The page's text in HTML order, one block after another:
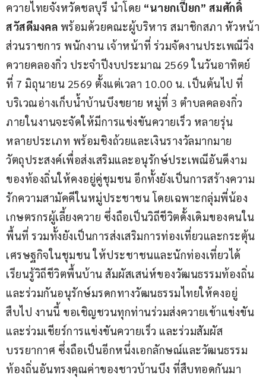
ควายไทยจังหวัดชลบุรี นำโดย “นายกเปี๊ยก” สมศักดิ์
สวัสดีมงคล พร้อมด้วยคณะผู้บริหาร สมาชิกสภา หัวหน้า
ส่วนราชการ พนักงาน เจ้าหน้าที่ ร่วมจัดงานประเพณีวิ่ง
ควายคลองกิ่ว ประจำปีงบประมาณ 2569 ในวันอาทิตย์
ที่ 7 มิถุนายน 2569 ตั้งแต่เวลา 10.00 น. เป็นต้นไป ที่
บริเวณอ่างเก็บน้ำบ้านบึงขยาย หมู่ที่ 3 ตำบลคลองกิ่ว
ภายในงานจะจัดให้มีการแข่งขันควายเร็ว หลายรุ่น
หลายประเภท พร้อมชิงถ้วยและเงินรางวัลมากมาย
วัตถุประสงค์เพื่อส่งเสริมและอนุรักษ์ประเพณีอันดีงาม
ของท้องถิ่นให้คงอยู่คู่ชุมชน อีกทั้งยังเป็นการสร้างความ
รักความสามัคคีในหมู่ประชาชน โดยเฉพาะกลุ่มพี่น้อง
เกษตรกรผู้เลี้ยงควาย ซึ่งถือเป็นวิถีชีวิตดั้งเดิมของคนใน
พื้นที่ รวมทั้งยังเป็นการส่งเสริมการท่องเที่ยวและกระตุ้น
เศรษฐกิจในชุมชน ให้ประชาชนและนักท่องเที่ยวได้
เรียนรู้วิถีชีวิตพื้นบ้าน สัมผัสเสน่ห์ของวัฒนธรรมท้องถิ่น
และร่วมกันอนุรักษ์มรดกทางวัฒนธรรมไทยให้คงอยู่
สืบไป งานนี้ ขอเชิญชวนทุกท่านร่วมส่งควายเข้าแข่งขัน
และร่วมเชียร์การแข่งขันควายเร็ว และร่วมสัมผัส
บรรยากาศ ซึ่งถือเป็นอีกหนึ่งเอกลักษณ์และวัฒนธรรม
ท้องถิ่นอันทรงคุณค่าของชาวบ้านบึง ที่สืบทอดกันมา